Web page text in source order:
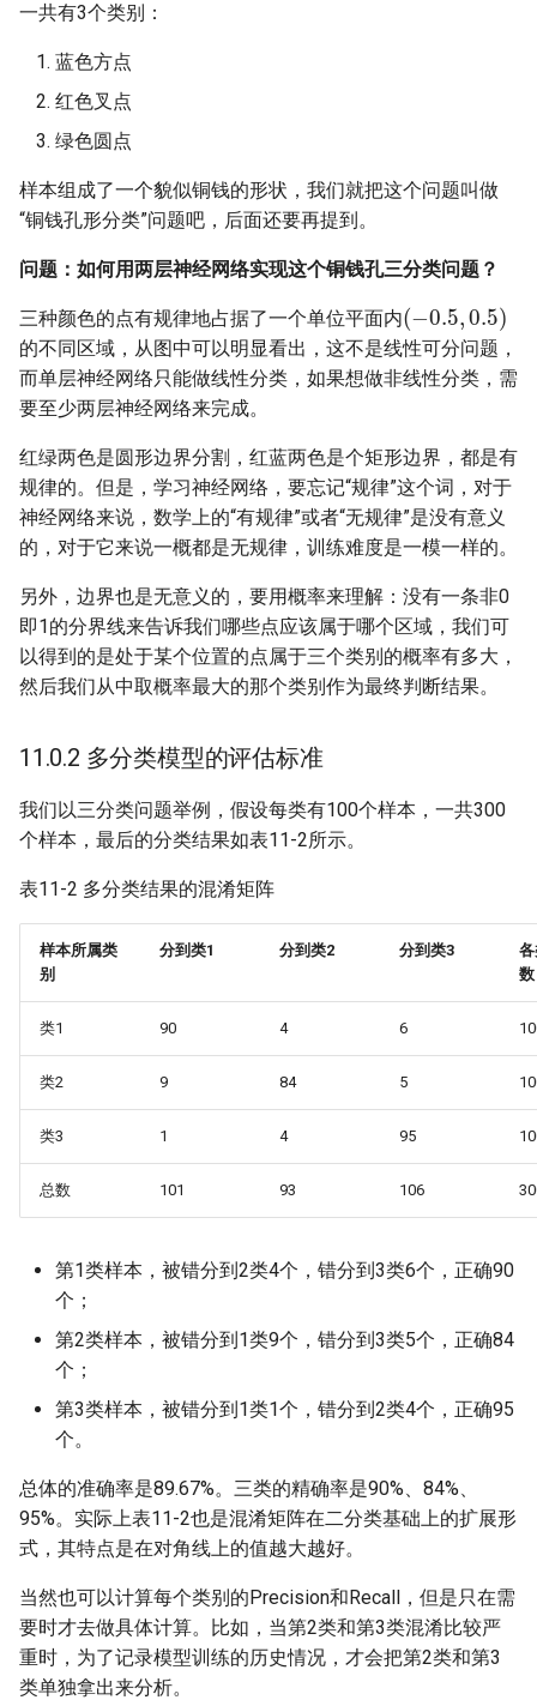
一共有3个类别：
蓝色方点
红色叉点
绿色圆点
样本组成了一个貌似铜钱的形状，我们就把这个问题叫做
“铜钱孔形分类”问题吧，后面还要再提到。
问题：如何用两层神经网络实现这个铜钱孔三分类问题？
三种颜色的点有规律地占据了一个单位平面内
( 0.5, 0.5)
的不同区域，从图中可以明显看出，这不是线性可分问题，
而单层神经网络只能做线性分类，如果想做非线性分类，需
要至少两层神经网络来完成。
红绿两色是圆形边界分割，红蓝两色是个矩形边界，都是有
规律的。但是，学习神经网络，要忘记“规律”这个词，对于
神经网络来说，数学上的“有规律”或者“无规律”是没有意义
的，对于它来说一概都是无规律，训练难度是一模一样的。
另外，边界也是无意义的，要用概率来理解：没有一条非0
即1的分界线来告诉我们哪些点应该属于哪个区域，我们可
以得到的是处于某个位置的点属于三个类别的概率有多大，
然后我们从中取概率最大的那个类别作为最终判断结果。
11.0.2 多分类模型的评估标准
我们以三分类问题举例，假设每类有100个样本，一共300
个样本，最后的分类结果如表11-2所示。
表11-2 多分类结果的混淆矩阵
样本所属类
别
分到类1 分到类2 分到类3
数
类1 90 4 6
类2 9 84 5
类3 1 4 95
总数 101 93 106
第1类样本，被错分到2类4个，错分到3类6个，正确90
个；
第2类样本，被错分到1类9个，错分到3类5个，正确84
个；
第3类样本，被错分到1类1个，错分到2类4个，正确95
个。
总体的准确率是89.67%。三类的精确率是90%、84%、
95%。实际上表11-2也是混淆矩阵在二分类基础上的扩展形
式，其特点是在对角线上的值越大越好。
当然也可以计算每个类别的Precision和Recall，但是只在需
要时才去做具体计算。比如，当第2类和第3类混淆比较严
重时，为了记录模型训练的历史情况，才会把第2类和第3
类单独拿出来分析。